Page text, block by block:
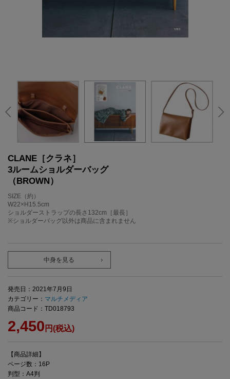
CLANE［クラネ］
3ルームショルダーバッグ
（BROWN）
SIZE（約）
W22×H15.5cm
ショルダーストラップの長さ132cm［最長］
※ショルダーバッグ以外は商品に含まれません
中身を見る
発売日：2021年7月9日
カテゴリー： マルチメディア
商品コード：TD018793
2,450 円(税込)
【商品詳細】
ページ数：16P
判型：A4判